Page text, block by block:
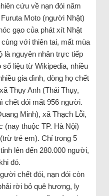
cứu về nạn đói năm
Moto (người Nhật)
gạo của phát xít Nhật
với thiên tai, mất mùa
là nguyên nhân trực tiếp
liệu từ Wikipedia, nhiều
gia đình, dòng họ chết
Thụy Anh (Thái Thụy,
chết đói mất 956 người.
Minh), xã Thạch Lỗi,
(nay thuộc TP. Hà Nội)
trẻ em). Chỉ trong 5
lên đến 280.000 người,
đó.
chết đói, nạn đói còn
rời bỏ quê hương, ly